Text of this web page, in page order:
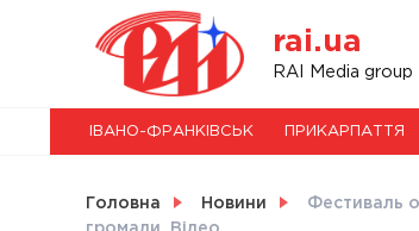
rai.ua
RAI Media group
НОВИНИ
СВІТ
ІВАНО-ФРАНКІВСЬК ПРИКАРПАТТЯ
Головна Новини
Фестиваль